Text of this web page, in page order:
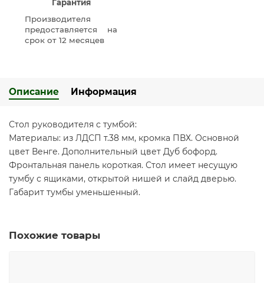
Гарантия
Производителя
предоставляется на
срок от 12 месяцев
Описание Информация
Стол руководителя с тумбой:
Материалы: из ЛДСП т.38 мм, кромка ПВХ. Основной
цвет Венге. Дополнительный цвет Дуб бофорд.
Фронтальная панель короткая. Стол имеет несущую
тумбу с ящиками, открытой нишей и слайд дверью.
Габарит тумбы уменьшенный.
Похожие товары